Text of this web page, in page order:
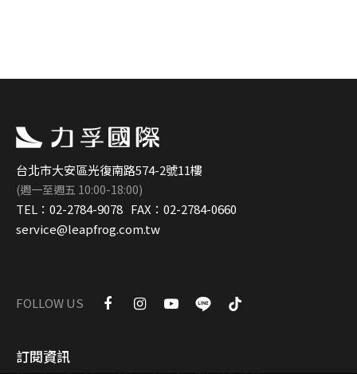
訂閱資訊
台北市大安區光復南路574-2號11樓
(週一至週五 10:00-18:00)
TEL： 02-2784-9078 FAX： 02-2784-0660
service@leapfrog.com.tw
FOLLOW US